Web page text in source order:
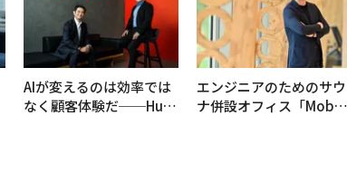
AIが変えるのは効率では
なく顧客体験だ──Hub
エンジニアのためのサウ
ナ併設オフィス「Mobiu